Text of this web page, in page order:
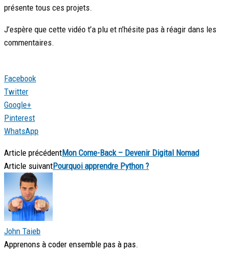
présente tous ces projets.
J’espère que cette vidéo t’a plu et n’hésite pas à réagir dans les
commentaires.
Facebook
Twitter
Google+
Pinterest
WhatsApp
Article précédentMon Come-Back – Devenir Digital Nomad
Article suivantPourquoi apprendre Python ?
John Taieb
Apprenons à coder ensemble pas à pas.